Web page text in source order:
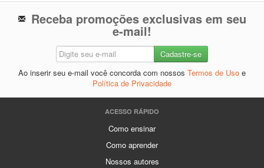
Receba promoções exclusivas em seu
e-mail!
Ao inserir seu e-mail você concorda com nossos Termos de Uso e
Política de Privacidade
ACESSO RÁPIDO
Como ensinar
Como aprender
Nossos autores